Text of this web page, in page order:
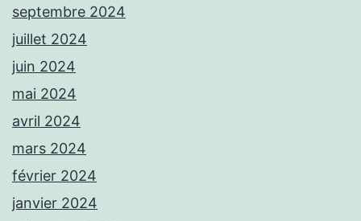
septembre 2024
juillet 2024
juin 2024
mai 2024
avril 2024
mars 2024
février 2024
janvier 2024